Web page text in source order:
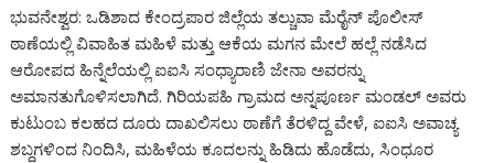
ಭುವನೇಶ್ವರ: ಒಡಿಶಾದ ಕೇಂದ್ರಪಾರ ಜಿಲ್ಲೆಯ ತಲ್ಚುವಾ ಮೆರೈನ್ ಪೊಲೀಸ್
ಠಾಣೆಯಲ್ಲಿ ವಿವಾಹಿತ ಮಹಿಳೆ ಮತ್ತು ಆಕೆಯ ಮಗನ ಮೇಲೆ ಹಲ್ಲೆ ನಡೆಸಿದ
ಆರೋಪದ ಹಿನ್ನೆಲೆಯಲ್ಲಿ ಐಐಸಿ ಸಂಧ್ಯಾರಾಣಿ ಜೇನಾ ಅವರನ್ನು
ಅಮಾನತುಗೊಳಿಸಲಾಗಿದೆ. ಗಿರಿಯಪಹಿ ಗ್ರಾಮದ ಅನ್ನಪೂರ್ಣ ಮಂಡಲ್ ಅವರು
ಕುಟುಂಬ ಕಲಹದ ದೂರು ದಾಖಲಿಸಲು ಠಾಣೆಗೆ ತೆರಳಿದ್ದ ವೇಳೆ, ಐಐಸಿ ಅವಾಚ್ಯ
ಶಬ್ದಗಳಿಂದ ನಿಂದಿಸಿ, ಮಹಿಳೆಯ ಕೂದಲನ್ನು ಹಿಡಿದು ಹೊಡೆದು, ಸಿಂಧೂರ